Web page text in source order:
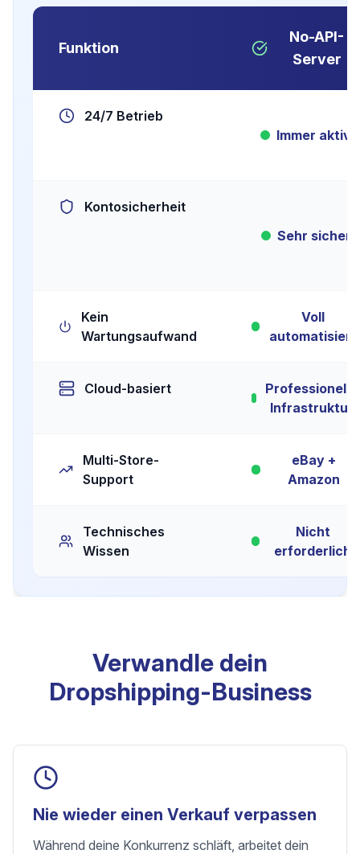
Funktion
No-API-
Server
24/7 Betrieb
Immer aktiv
Kontosicherheit
Sehr sicher
Kein
Wartungsaufwand
Voll
automatisiert
Cloud-basiert
Professionelle
Infrastruktur
Multi-Store-
Support
eBay +
Amazon
Technisches
Wissen
Nicht
erforderlich
Verwandle dein
Dropshipping-Business
Nie wieder einen Verkauf verpassen
Während deine Konkurrenz schläft, arbeitet dein